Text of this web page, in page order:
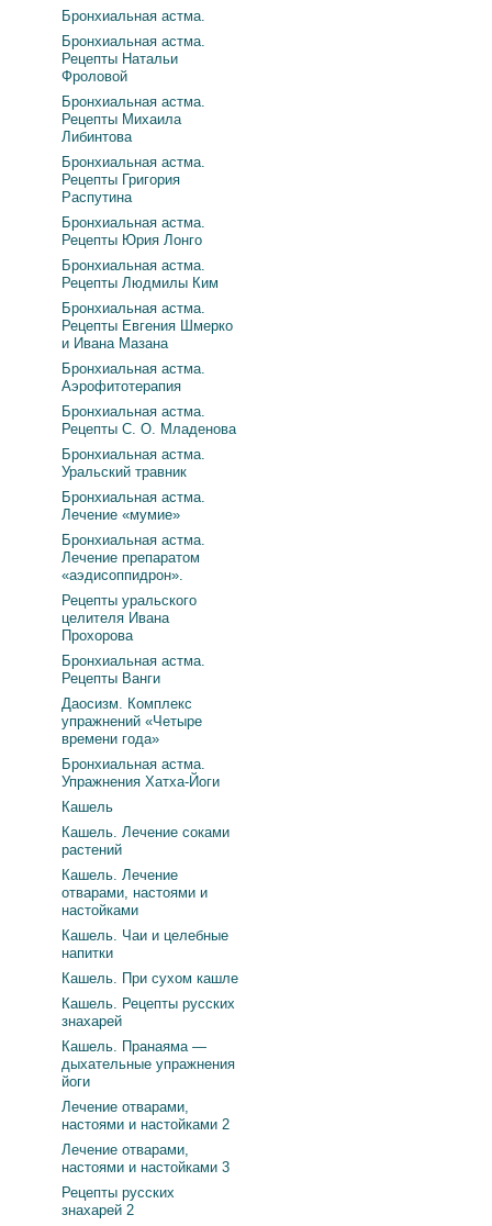
Бронхиальная астма.
Бронхиальная астма.
Рецепты Натальи
Фроловой
Бронхиальная астма.
Рецепты Михаила
Либинтова
Бронхиальная астма.
Рецепты Григория
Распутина
Бронхиальная астма.
Рецепты Юрия Лонго
Бронхиальная астма.
Рецепты Людмилы Ким
Бронхиальная астма.
Рецепты Евгения Шмерко
и Ивана Мазана
Бронхиальная астма.
Аэрофитотерапия
Бронхиальная астма.
Рецепты С. О. Младенова
Бронхиальная астма.
Уральский травник
Бронхиальная астма.
Лечение «мумие»
Бронхиальная астма.
Лечение препаратом
«аэдисоппидрон».
Рецепты уральского
целителя Ивана
Прохорова
Бронхиальная астма.
Рецепты Ванги
Даосизм. Комплекс
упражнений «Четыре
времени года»
Бронхиальная астма.
Упражнения Хатха-Йоги
Кашель
Кашель. Лечение соками
растений
Кашель. Лечение
отварами, настоями и
настойками
Кашель. Чаи и целебные
напитки
Кашель. При сухом кашле
Кашель. Рецепты русских
знахарей
Кашель. Пранаяма —
дыхательные упражнения
йоги
Лечение отварами,
настоями и настойками 2
Лечение отварами,
настоями и настойками 3
Рецепты русских
знахарей 2